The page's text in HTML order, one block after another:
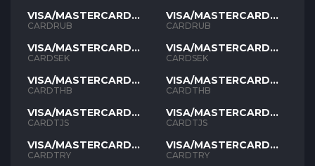
VISA/MASTERCARD
RUB
CARDRUB
VISA/MASTERCARD
SEK
CARDSEK
VISA/MASTERCARD
THB
CARDTHB
VISA/MASTERCARD
TJS
CARDTJS
VISA/MASTERCARD
TYR
CARDTRY
VISA/MASTERCARD
RUB
CARDRUB
VISA/MASTERCARD
SEK
CARDSEK
VISA/MASTERCARD
THB
CARDTHB
VISA/MASTERCARD
TJS
CARDTJS
VISA/MASTERCARD
TYR
CARDTRY